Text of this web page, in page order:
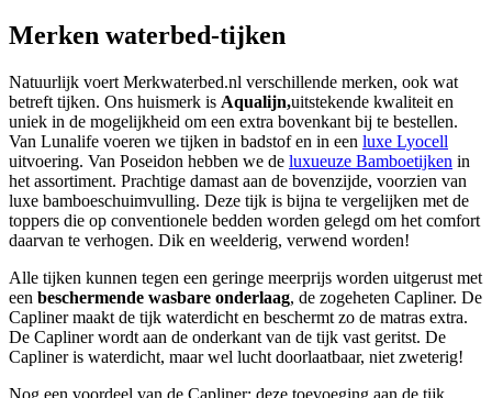
Merken waterbed-tijken
Natuurlijk voert Merkwaterbed.nl verschillende merken, ook wat
betreft tijken. Ons huismerk is Aqualijn,uitstekende kwaliteit en
uniek in de mogelijkheid om een extra bovenkant bij te bestellen.
Van Lunalife voeren we tijken in badstof en in een luxe Lyocell
uitvoering. Van Poseidon hebben we de luxueuze Bamboetijken in
het assortiment. Prachtige damast aan de bovenzijde, voorzien van
luxe bamboeschuimvulling. Deze tijk is bijna te vergelijken met de
toppers die op conventionele bedden worden gelegd om het comfort
daarvan te verhogen. Dik en weelderig, verwend worden!
Alle tijken kunnen tegen een geringe meerprijs worden uitgerust met
een beschermende wasbare onderlaag, de zogeheten Capliner. De
Capliner maakt de tijk waterdicht en beschermt zo de matras extra.
De Capliner wordt aan de onderkant van de tijk vast geritst. De
Capliner is waterdicht, maar wel lucht doorlaatbaar, niet zweterig!